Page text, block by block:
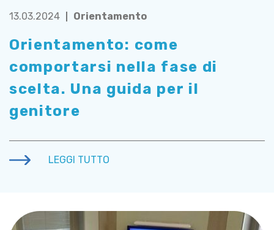
13.03.2024 Orientamento
Orientamento: come
comportarsi nella fase di
scelta. Una guida per il
genitore
LEGGI TUTTO